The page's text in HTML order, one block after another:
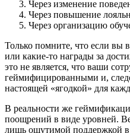
Через изменение
Через повышение
Через организацию
Только помните, что если вы
или какие-то награды за
это не является, что ваши
геймифицированными и,
настоящей «ягодкой» для
В реальности же
поощрений в виде уровней.
лишь ощутимой поддержкой в